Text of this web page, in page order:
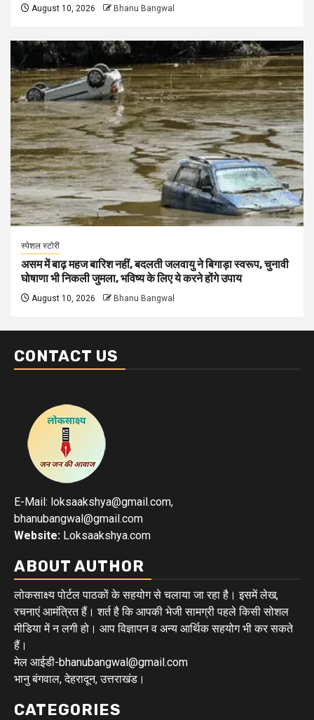
August 10, 2026 Bhanu Bangwal
स्पेशल स्टोरी
असम में बाढ़ महज बारिश नहीं, बदलती जलवायु ने बिगाड़ा स्वरूप, चुनावी
घोषाणा भी निकली जुमला, भविष्य के लिए ये करने होंगे उपाय
August 10, 2026 Bhanu Bangwal
CONTACT US
E-Mail: loksaakshya@gmail.com,
bhanubangwal@gmail.com
Website: Loksaakshya.com
ABOUT AUTHOR
लोकसाक्ष्य पोर्टल पाठकों के सहयोग से चलाया जा रहा है। इसमें लेख,
रचनाएं आमंत्रित हैं। शर्त है कि आपकी भेजी सामग्री पहले किसी सोशल
मीडिया में न लगी हो। आप विज्ञापन व अन्य आर्थिक सहयोग भी कर सकते
हैं।
मेल आईडी-bhanubangwal@gmail.com
भानु बंगवाल, देहरादून, उत्तराखंड।
CATEGORIES